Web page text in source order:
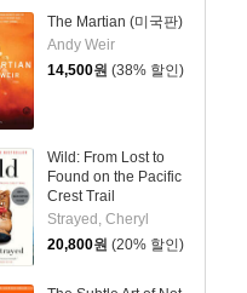
The Martian (미국판)
Andy Weir
14,500원 (38% 할인)
Wild: From Lost to
Found on the Pacific
Crest Trail
Strayed, Cheryl
20,800원 (20% 할인)